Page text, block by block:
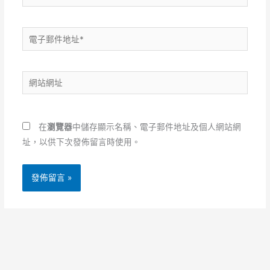
電
子
件
地
*
站
址
在瀏覽器中儲存顯示名稱、電子郵件地址及個人網站網
址，以供下次發佈留言時使用。